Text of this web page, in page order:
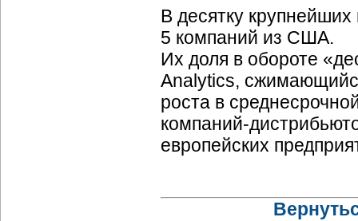
В десятку
5 компаний из США.
Их доля в обороте
Analytics,
роста в
компаний-
европейских